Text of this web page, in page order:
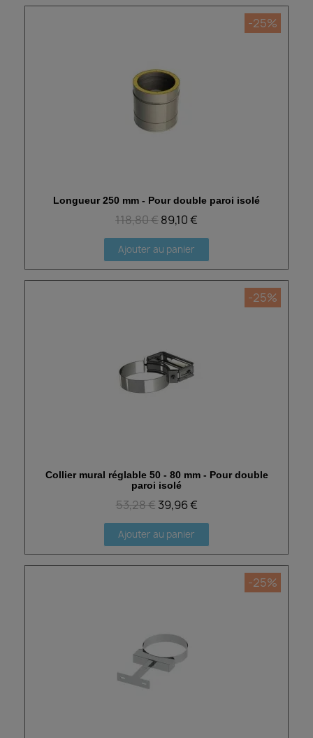
Aperçu rapide
-25%
Longueur 250 mm - Pour double paroi isolé
118,80 €89,10 €
Ajouter au panier
Aperçu rapide
-25%
Collier mural réglable 50 - 80 mm - Pour double
paroi isolé
53,28 € 39,96 €
Ajouter au panier
-25%